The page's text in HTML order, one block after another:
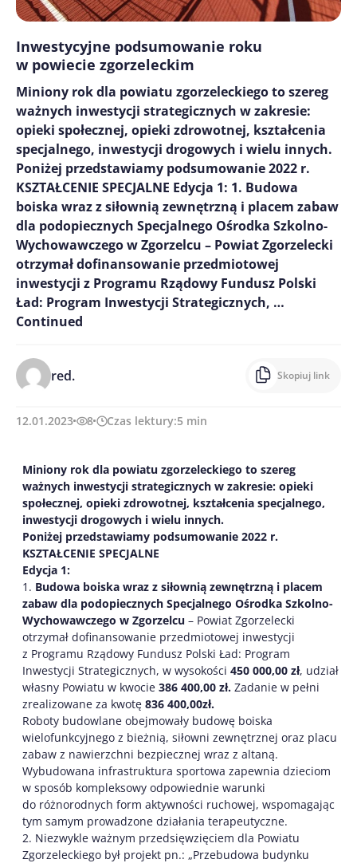
Inwestycyjne podsumowanie roku
w powiecie zgorzeleckim
Miniony rok dla powiatu zgorzeleckiego to szereg
ważnych inwestycji strategicznych w zakresie:
opieki społecznej, opieki zdrowotnej, kształcenia
specjalnego, inwestycji drogowych i wielu innych.
Poniżej przedstawiamy podsumowanie 2022 r.
KSZTAŁCENIE SPECJALNE Edycja 1: 1. Budowa
boiska wraz z siłownią zewnętrzną i placem zabaw
dla podopiecznych Specjalnego Ośrodka Szkolno-
Wychowawczego w Zgorzelcu – Powiat Zgorzelecki
otrzymał dofinansowanie przedmiotowej
inwestycji z Programu Rządowy Fundusz Polski
Ład: Program Inwestycji Strategicznych, …
Continued
red. Skopiuj link
12.01.2023 8 Czas lektury:5 min
Miniony rok dla powiatu zgorzeleckiego to szereg
ważnych inwestycji strategicznych w zakresie: opieki
społecznej, opieki zdrowotnej, kształcenia specjalnego,
inwestycji drogowych i wielu innych.
Poniżej przedstawiamy podsumowanie 2022 r.
KSZTAŁCENIE SPECJALNE
Edycja 1:
1. Budowa boiska wraz z siłownią zewnętrzną i placem
zabaw dla podopiecznych Specjalnego Ośrodka Szkolno-
Wychowawczego w Zgorzelcu – Powiat Zgorzelecki
otrzymał dofinansowanie przedmiotowej inwestycji
z Programu Rządowy Fundusz Polski Ład: Program
Inwestycji Strategicznych, w wysokości 450 000,00 zł, udział
własny Powiatu w kwocie 386 400,00 zł. Zadanie w pełni
zrealizowane za kwotę 836 400,00zł.
Roboty budowlane obejmowały budowę boiska
wielofunkcyjnego z bieżnią, siłowni zewnętrznej oraz placu
zabaw z nawierzchni bezpiecznej wraz z altaną.
Wybudowana infrastruktura sportowa zapewnia dzieciom
w sposób kompleksowy odpowiednie warunki
do różnorodnych form aktywności ruchowej, wspomagając
tym samym prowadzone działania terapeutyczne.
2. Niezwykle ważnym przedsięwzięciem dla Powiatu
Zgorzeleckiego był projekt pn.: „Przebudowa budynku